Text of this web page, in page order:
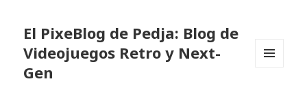
El PixeBlog de Pedja: Blog de
Videojuegos Retro y Next-
Gen